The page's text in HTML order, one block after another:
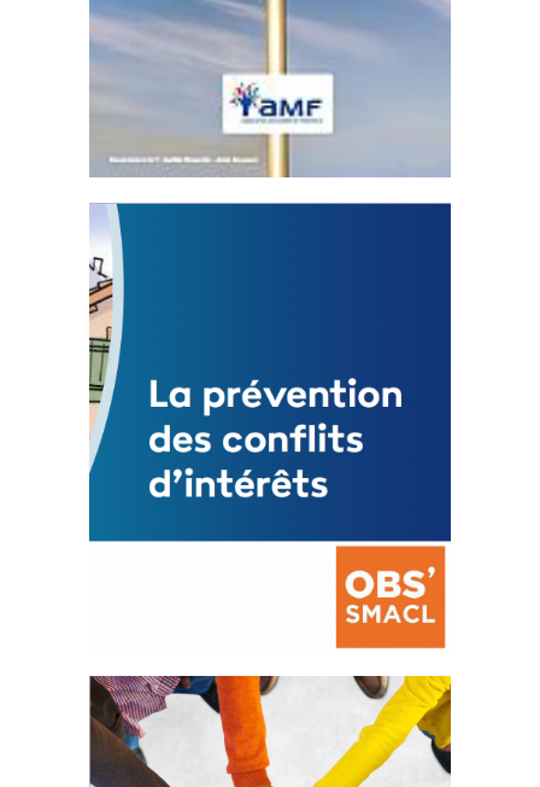
Statut de l’élu local
3 avril 2024
Mise à jour avril 2024
FEUILLETER
La prévention des conflits
d’intérêts
18 septembre 2023
FEUILLETER